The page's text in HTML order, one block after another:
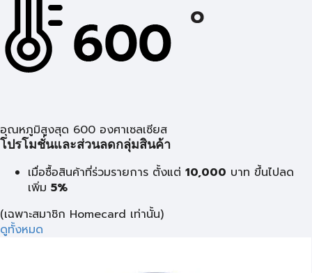
อุณหภูมิสูงสุด 600 องศาเซลเซียส
โปรโมชั่นและส่วนลดกลุ่มสินค้า
เมื่อซื้อสินค้าที่ร่วมรายการ ตั้งแต่ 10,000 บาท ขึ้นไปลด
เพิ่ม 5%
(เฉพาะสมาชิก Homecard เท่านั้น)
ดูทั้งหมด